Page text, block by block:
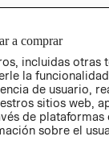
AVISO DE
LIBRO DE
a comprar
incluidas otras
la
de usuario,
sitios web,
de plataformas
sobre el